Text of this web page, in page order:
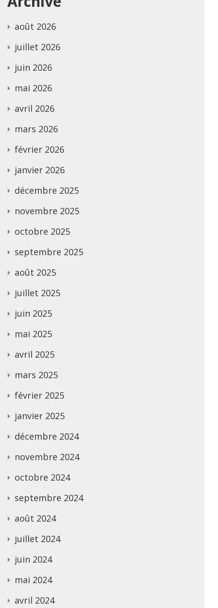
août 2026
juillet 2026
juin 2026
mai 2026
avril 2026
mars 2026
février 2026
janvier 2026
décembre 2025
novembre 2025
octobre 2025
septembre 2025
août 2025
juillet 2025
juin 2025
mai 2025
avril 2025
mars 2025
février 2025
janvier 2025
décembre 2024
novembre 2024
octobre 2024
septembre 2024
août 2024
juillet 2024
juin 2024
mai 2024
avril 2024